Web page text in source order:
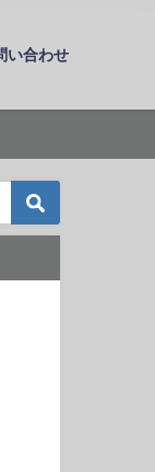
い合わせ